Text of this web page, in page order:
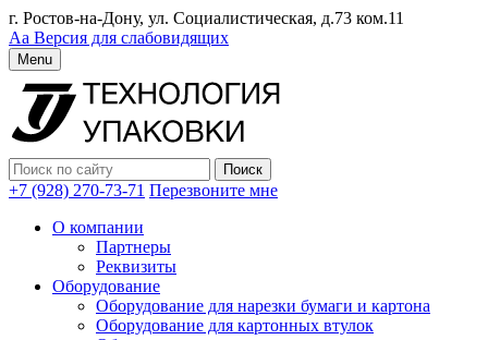
г. Ростов-на-Дону, ул. Социалистическая, д.73 ком.11
Аа Версия для слабовидящих
Menu
+7 (928) 270-73-71 Перезвоните мне
О компании
Партнеры
Реквизиты
Оборудование
Оборудование для нарезки бумаги и картона
Оборудование для картонных втулок